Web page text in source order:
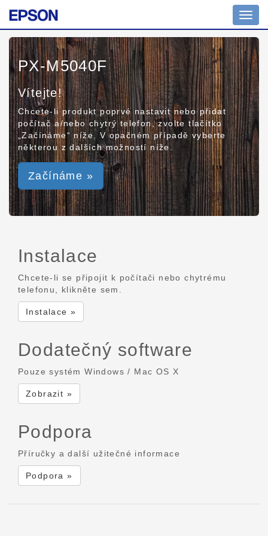
PX-M5040F
Vítejte!
Chcete-li produkt poprvé nastavit nebo přidat
počítač a/nebo chytrý telefon, zvolte tlačítko
„Začínáme“ níže. V opačném případě vyberte
některou z dalších možností níže.
Začínáme »
Instalace
Chcete-li se připojit k počítači nebo chytrému
telefonu, klikněte sem.
Instalace »
Dodatečný software
Pouze systém Windows / Mac OS X
Zobrazit »
Podpora
Příručky a další užitečné informace
Podpora »